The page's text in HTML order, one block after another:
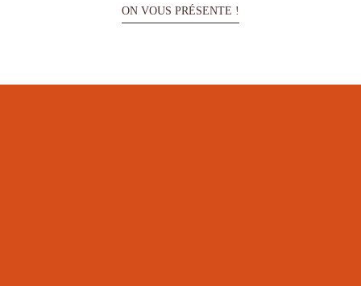
ON VOUS PRÉSENTE !